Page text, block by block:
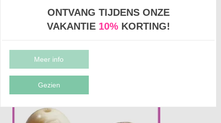
Kralen & bedels /
DQ ACRYL KRALEN & BEDELS
items:
Sorteer op:
ONTVANG TIJDENS ONZE
VAKANTIE 10%KORTING!
Meer info
Gezien